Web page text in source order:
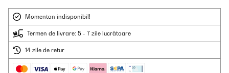
Momentan indisponibil!
Termen de livrare: 5 - 7 zile lucrătoare
14 zile de retur